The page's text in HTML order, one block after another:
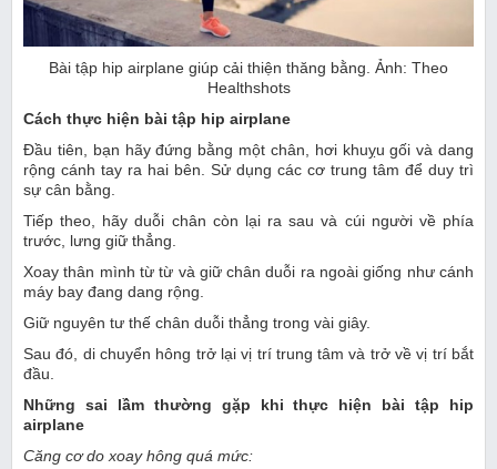
Bài tập hip airplane giúp cải thiện thăng bằng. Ảnh: Theo
Healthshots
Cách thực hiện bài tập hip airplane
Đầu tiên, bạn hãy đứng bằng một chân, hơi khuỵu gối và dang
rộng cánh tay ra hai bên. Sử dụng các cơ trung tâm để duy trì
sự cân bằng.
Tiếp theo, hãy duỗi chân còn lại ra sau và cúi người về phía
trước, lưng giữ thẳng.
Xoay thân mình từ từ và giữ chân duỗi ra ngoài giống như cánh
máy bay đang dang rộng.
Giữ nguyên tư thế chân duỗi thẳng trong vài giây.
Sau đó, di chuyển hông trở lại vị trí trung tâm và trở về vị trí bắt
đầu.
Những sai lầm thường gặp khi thực hiện bài tập hip
airplane
Căng cơ do xoay hông quá mức: